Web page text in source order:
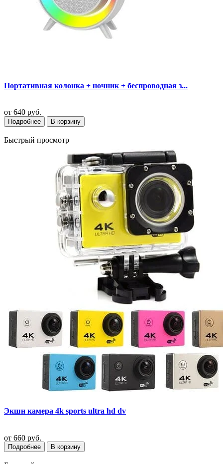
Портативная колонка + ночник + беспроводная з...
от 640 руб.
Подробнее В корзину
Быстрый просмотр
Экшн камера 4k sports ultra hd dv
от 660 руб.
Подробнее В корзину